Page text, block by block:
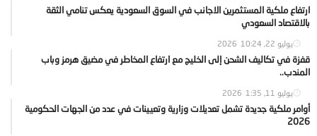
ارتفاع ملكية المستثمرين الاجانب في السوق السعودية يعكس تنامي الثقة
بالاقتصاد السعودي
يوليو 22, 2026 10:24
قفزة في تكاليف الشحن إلى الخليج مع ارتفاع المخاطر في مضيق هرمز وباب
المندب..
يوليو 11, 2026 1:35
أوامر ملكية جديدة تشمل تعديلات وزارية وتعيينات في عدد من الجهات الحكومية
2026